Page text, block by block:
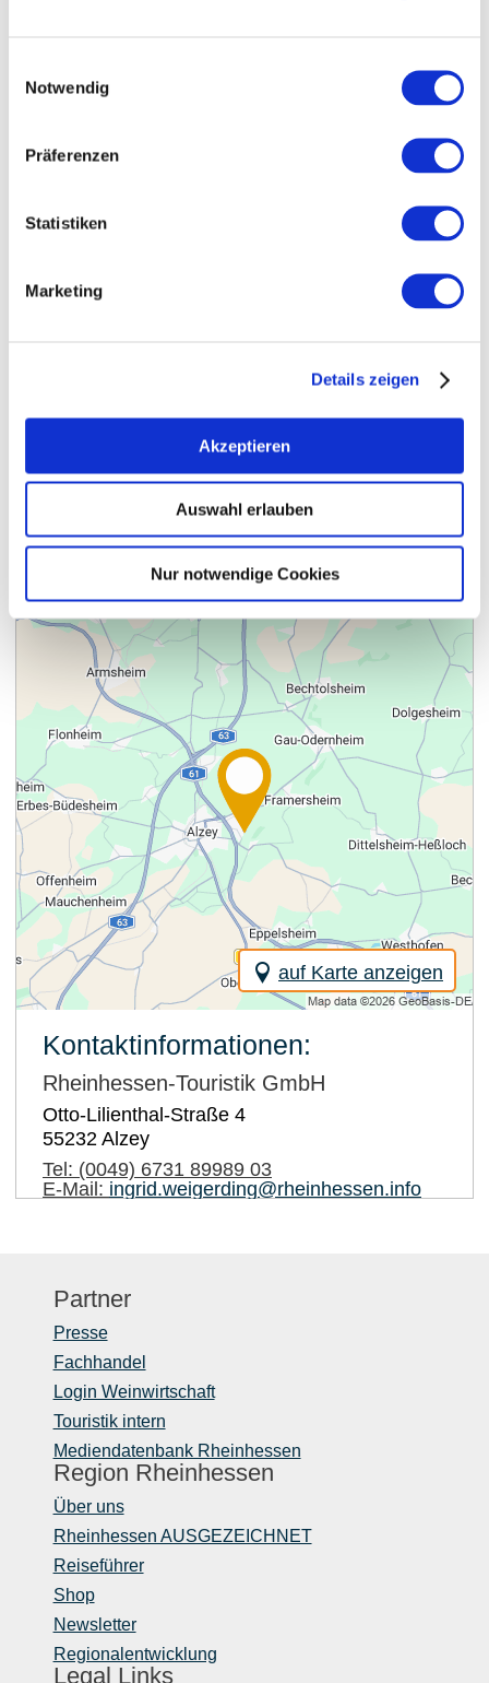
Notwendig
Präferenzen
Statistiken
Marketing
Details zeigen
Akzeptieren
Auswahl erlauben
Nur notwendige Cookies
Weitere Infos & Downloads
auf Karte anzeigen
Kontaktinformationen:
Rheinhessen-Touristik GmbH
Otto-Lilienthal-Straße 4
55232 Alzey
Tel: (0049) 6731 89989 03
E-Mail: ingrid.weigerding@rheinhessen.info
Partner
Presse
Fachhandel
Login Weinwirtschaft
Touristik intern
Mediendatenbank Rheinhessen
Region Rheinhessen
Über uns
Rheinhessen AUSGEZEICHNET
Reiseführer
Shop
Newsletter
Regionalentwicklung
Legal Links